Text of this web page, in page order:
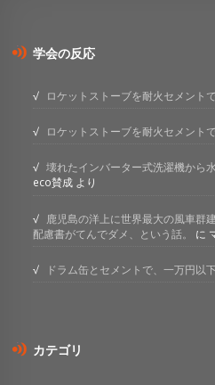
学会の反応
ロケットストーブを耐火セメント
ロケットストーブを耐火セメント
壊れたインバーター式洗濯機から
eco賛成 より
鹿児島の洋上に世界最大の風車群
配慮書がてんでダメ、という話。
に
ドラム缶とセメントで、一万円以
カテゴリ